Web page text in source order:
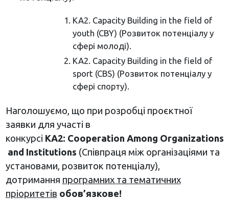
КА2. Capacity Building in the field of
youth (CBY) (Розвиток потенціалу у
сфері молоді).
KA2. Capacity Building in the field of
sport (CBS) (Розвиток потенціалу у
сфері спорту).
Наголошуємо, що при розробці проєктної
заявки для участі в
конкурсі КА2: Cooperation Among Organizations
and Institutions (Співпраця між організаціями та
установами, розвиток потенціалу),
дотримання програмних та тематичних
пріоритетів обов’язкове!